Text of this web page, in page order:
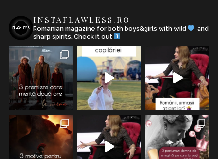
INSTAFLAWLESS.RO
Romanian magazine for both boys&girls with wild
and
sharp spirits. Check it out